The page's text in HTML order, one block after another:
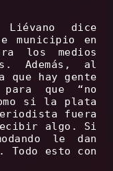
dice
municipio en
los medios
Además, al
hay gente
que “no
si la plata
fuera
recibir algo. Si
le dan
esto con